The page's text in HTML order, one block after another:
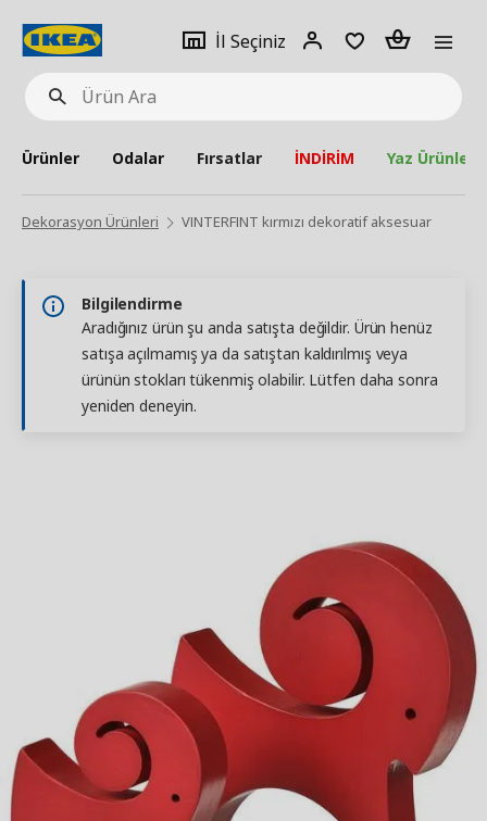
Ürün
Ara
İl Seçiniz
Giriş
Adet
Ürünler Odalar Fırsatlar İNDİRİM Yaz Ürünleri
Dekorasyon Ürünleri VINTERFINT kırmızı dekoratif aksesuar
Bilgilendirme
Aradığınız ürün şu anda satışta değildir. Ürün henüz
satışa açılmamış ya da satıştan kaldırılmış veya
ürünün stokları tükenmiş olabilir. Lütfen daha sonra
yeniden deneyin.